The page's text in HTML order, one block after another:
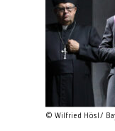
© Wilfried Hösl/